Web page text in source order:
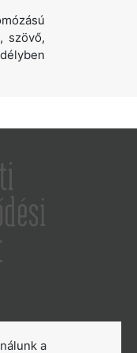
szövő,
a